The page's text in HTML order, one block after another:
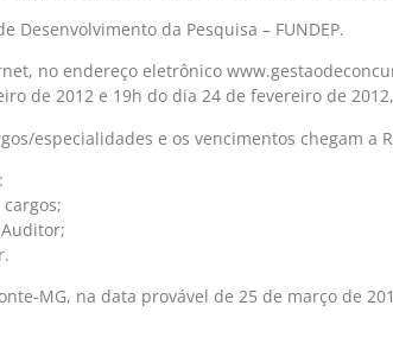
Desenvolvimento da Pesquisa – FUNDEP.
no endereço eletrônico
de 2012 e 19h do dia 24 de fevereiro de
especialidades e os vencimentos chegam a
MG, na data provável de 25 de março de